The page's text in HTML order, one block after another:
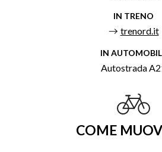
IN TRENO
trenord.it
IN
Autostrada
COME